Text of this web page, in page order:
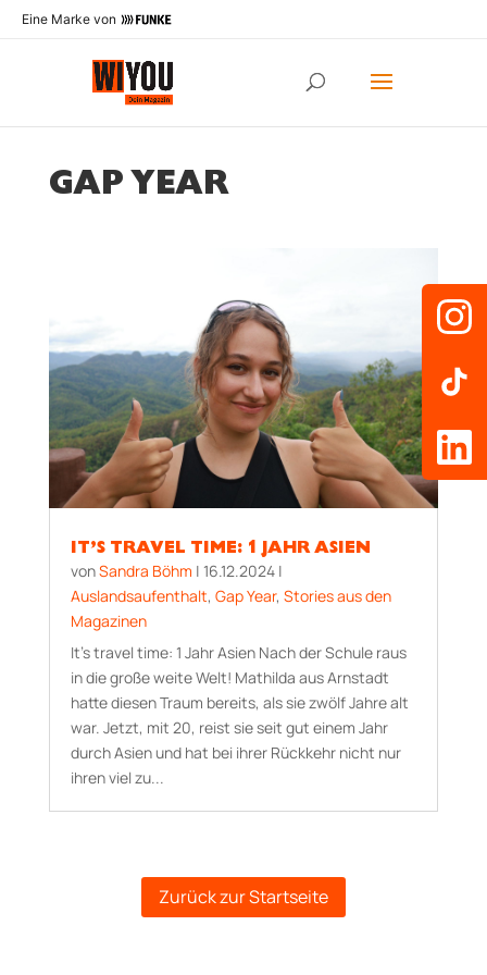
Eine Marke von
GAP YEAR
IT’S TRAVEL TIME: 1 JAHR ASIEN
vonSandra Böhm | 16.12.2024|
Auslandsaufenthalt, Gap Year, Stories aus den
Magazinen
It’s travel time: 1 Jahr Asien Nach der Schule raus
in die große weite Welt! Mathilda aus Arnstadt
hatte diesen Traum bereits, als sie zwölf Jahre alt
war. Jetzt, mit 20, reist sie seit gut einem Jahr
durch Asien und hat bei ihrer Rückkehr nicht nur
ihren viel zu...
Zurück zur Startseite